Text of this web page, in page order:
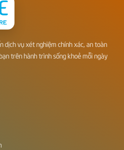
dịch vụ xét nghiệm chính xác, an toàn
trên hành trình sống khoẻ mỗi ngày